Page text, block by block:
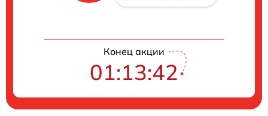
Конец акции
01:13:42